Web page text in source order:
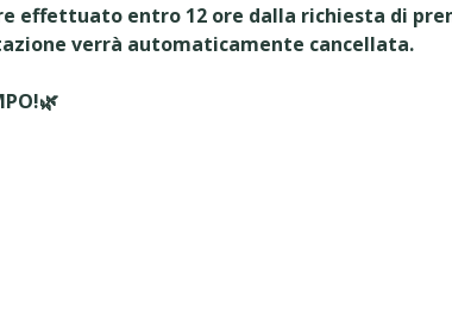
effettuato entro 12 ore dalla richiesta di
verrà automaticamente cancellata.